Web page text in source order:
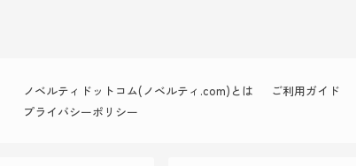
ノベルティドットコム(ノベルティ.com)とは ご利用ガイド
プライバシーポリシー